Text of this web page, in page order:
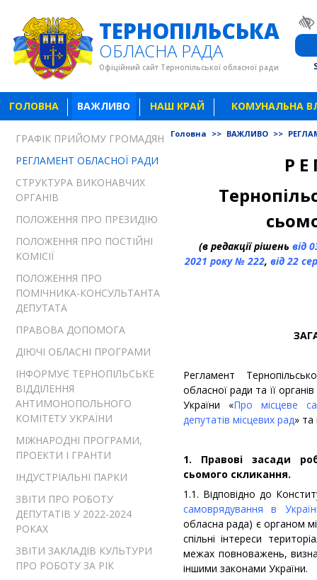
ТЕРНОПІЛЬСЬКА
ОБЛАСНА РАДА
Офіційний сайт Тернопільської обласної ради
ГОЛОВНА ВАЖЛИВО НАШ КРАЙ КОМУНАЛЬНА
ГРАФІК ПРИЙОМУ ГРОМАДЯН
РЕГЛАМЕНТ ОБЛАСНОЇ РАДИ
СТРУКТУРА ВИКОНАВЧИХ
ОРГАНІВ
ПОЛОЖЕННЯ ПРО ПРЕЗИДІЮ
ПОЛОЖЕННЯ ПРО ПОСТІЙНІ
КОМІСІЇ
ПОЛОЖЕННЯ ПРО
ПОМІЧНИКА-КОНСУЛЬТАНТА
ДЕПУТАТА
ПРАВОВА ДОПОМОГА
ДІЮЧІ ОБЛАСНІ ПРОГРАМИ
ІНФОРМУЄ ТЕРНОПІЛЬСЬКЕ
ВІДДІЛЕННЯ
АНТИМОНОПОЛЬНОГО
КОМІТЕТУ УКРАЇНИ
МІЖНАРОДНІ ПРОГРАМИ,
ПРОЕКТИ І ГРАНТИ
ІНДУСТРІАЛЬНІ ПАРКИ
ЗВІТИ ПРО РОБОТУ
ДЕПУТАТІВ У 2022-2024
РОКАХ
ЗВІТИ ЗАКЛАДІВ КУЛЬТУРИ
ПРО РОБОТУ ЗА РІК
Головна >> ВАЖЛИВО >>
Р Е
(в редакції рішень від
2021 року № 222,від 22
Регламент
обласної ради та її
України «Про місцеве
депутатів місцевих рад» та
1. Правові засади
сьомого скликання.
1.1. Відповідно до
самоврядування в
обласна рада) є органом
спільні інтереси
межах повноважень,
іншими законами України.